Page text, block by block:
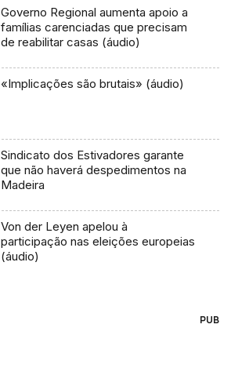
Governo Regional aumenta apoio a
famílias carenciadas que precisam
de reabilitar casas (áudio)
«Implicações são brutais» (áudio)
Sindicato dos Estivadores garante
que não haverá despedimentos na
Madeira
Von der Leyen apelou à
participação nas eleições europeias
(áudio)
PUB